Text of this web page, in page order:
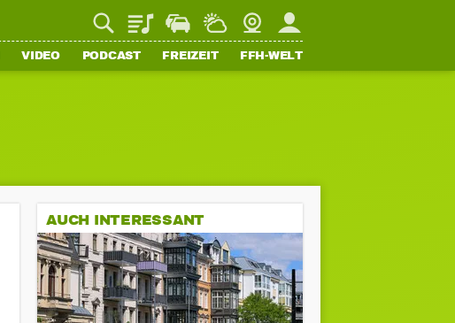
PlaylistStaupilotWetterWebcamMein FFH
VIDEO PODCAST FREIZEIT FFH-WELT
AUCH INTERESSANT